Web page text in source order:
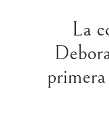
La
primera